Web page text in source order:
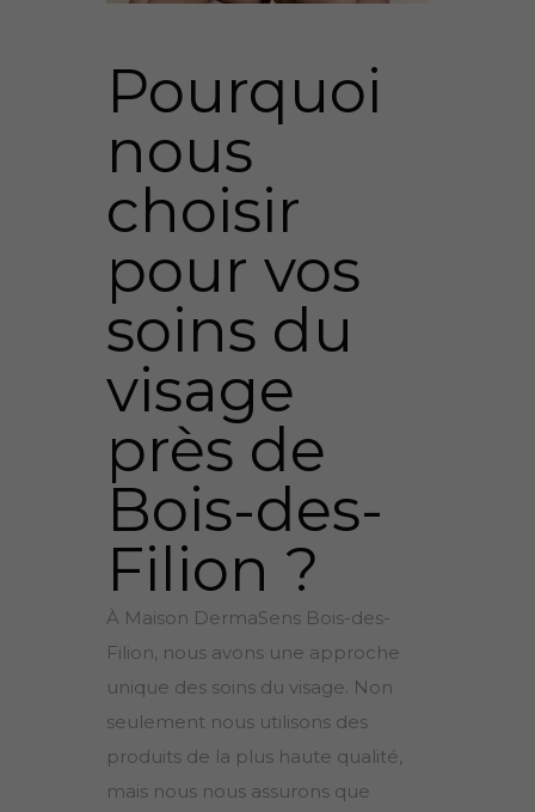
Pourquoi
nous
choisir
pour vos
soins du
visage
près de
Bois-des-
Filion ?
À Maison DermaSens Bois-des-
Filion, nous avons une approche
unique des soins du visage. Non
seulement nous utilisons des
produits de la plus haute qualité,
mais nous nous assurons que